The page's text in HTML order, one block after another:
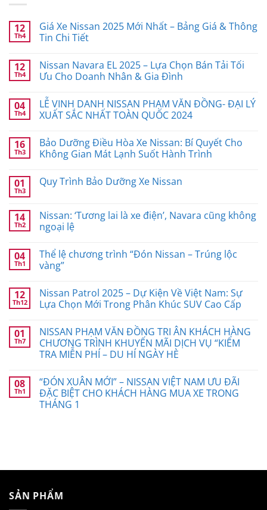
12
Th4
Giá Xe Nissan 2025 Mới Nhất – Bảng Giá & Thông
Tin Chi Tiết
12
Th4
Nissan Navara EL 2025 – Lựa Chọn Bán Tải Tối
Ưu Cho Doanh Nhân & Gia Đình
04
Th4
LỄ VINH DANH NISSAN PHẠM VĂN ĐỒNG- ĐẠI LÝ
XUẤT SẮC NHẤT TOÀN QUỐC 2024
16
Th3
Bảo Dưỡng Điều Hòa Xe Nissan: Bí Quyết Cho
Không Gian Mát Lạnh Suốt Hành Trình
01
Th3
Quy Trình Bảo Dưỡng Xe Nissan
14
Th2
Nissan: ‘Tương lai là xe điện’, Navara cũng không
ngoại lệ
04
Th1
Thể lệ chương trình “Đón Nissan – Trúng lộc
vàng”
12
Th12
Nissan Patrol 2025 – Dự Kiện Về Việt Nam: Sự
Lựa Chọn Mới Trong Phân Khúc SUV Cao Cấp
01
Th7
NISSAN PHẠM VĂN ĐỒNG TRI ÂN KHÁCH HÀNG
CHƯƠNG TRÌNH KHUYẾN MÃI DỊCH VỤ “KIỂM
TRA MIỄN PHÍ – DU HÍ NGÀY HÈ
08
Th1
“ĐÓN XUÂN MỚI” – NISSAN VIỆT NAM ƯU ĐÃI
ĐẶC BIỆT CHO KHÁCH HÀNG MUA XE TRONG
THÁNG 1
SẢN PHẨM